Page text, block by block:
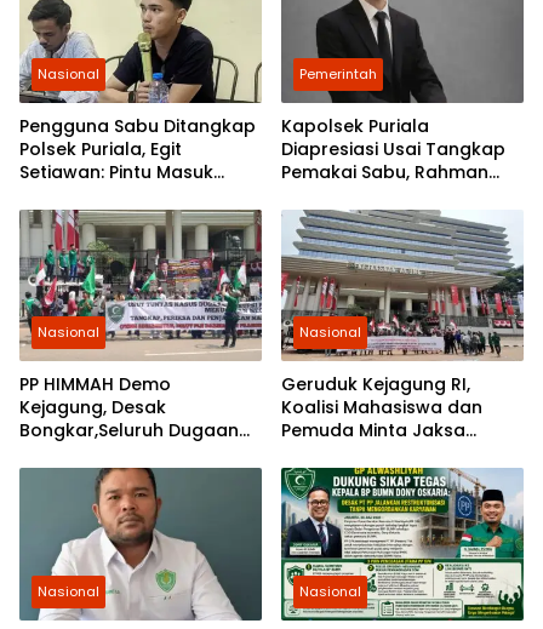
Nasional
Pengguna Sabu Ditangkap
Polsek Puriala, Egit
Setiawan: Pintu Masuk
Pemerintah
Kapolsek Puriala
Diapresiasi Usai Tangkap
Pemakai Sabu, Rahman
Juga Ditindak
Nasional
PP HIMMAH Demo
Kejagung, Desak
Bongkar,Seluruh Dugaan
Febrie Ardiansyah
Nasional
Geruduk Kejagung RI,
Koalisi Mahasiswa dan
Pemuda Minta Jaksa
Musim Mas
Nasional Nasional